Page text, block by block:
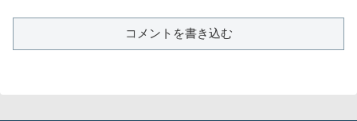
コメントを書き込む